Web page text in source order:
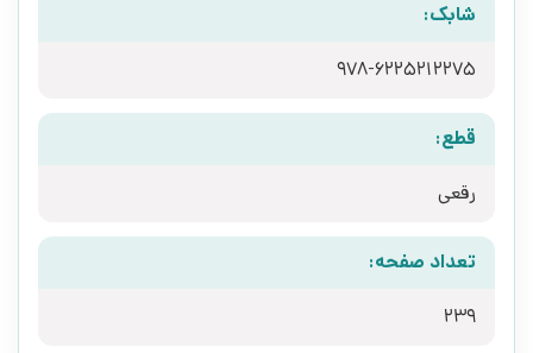
شابک:
978-6225212275
قطع:
رقعی
تعداد صفحه:
239